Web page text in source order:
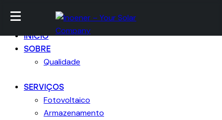
Ir para conteúdo
Fechar
INICIO
SOBRE
Qualidade
SERVIÇOS
Fotovoltaico
Armazenamento